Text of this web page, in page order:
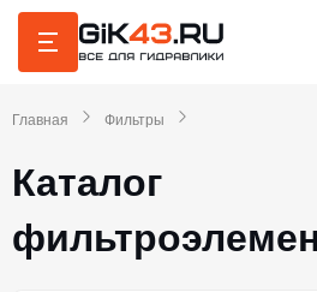
Главная Фильтры
Каталог